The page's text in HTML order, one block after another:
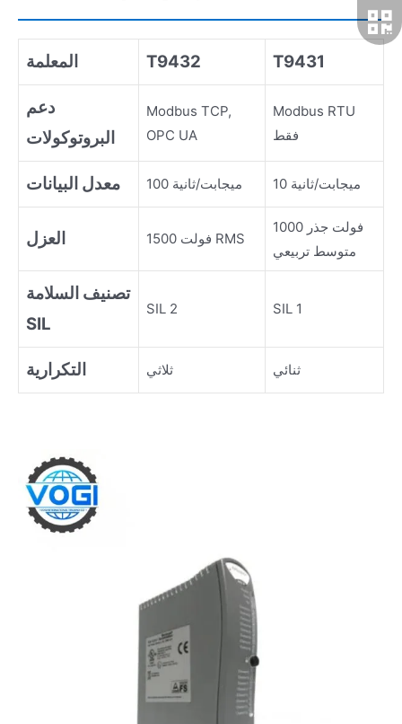
المعلمة T9432 T9431
دعم
البروتوكولات
Modbus TCP,
OPC UA
Modbus RTU
فقط
معدل البيانات 100 ميجابت/ثانية 10 ميجابت/ثانية
العزل 1500 فولت RMS
1000 فولت جذر
متوسط تربيعي
تصنيف السلامة
SIL
SIL 2 SIL 1
التكرارية ثلاثي ثنائي